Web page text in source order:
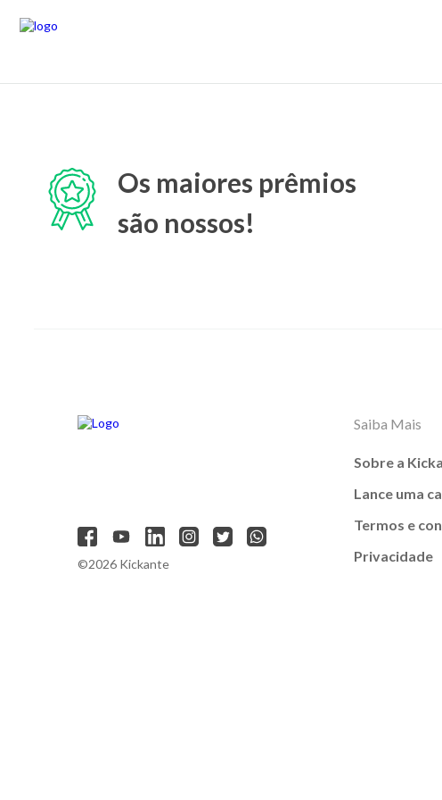
Os maiores prêmios
são nossos!
©2026 Kickante
Saiba Mais
Sobre a
Lance uma
Termos e
Privacidade